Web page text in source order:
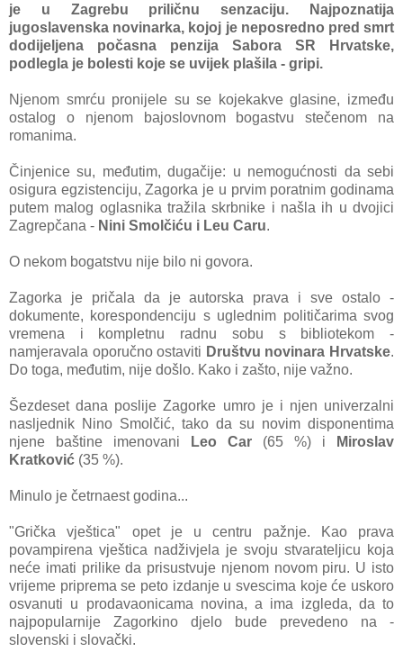
je u Zagrebu priličnu senzaciju. Najpoznatija
jugoslavenska novinarka, kojoj je neposredno pred smrt
dodijeljena počasna penzija Sabora SR Hrvatske,
podlegla je bolesti koje se uvijek plašila - gripi.
Njenom smrću pronijele su se kojekakve glasine, između
ostalog o njenom bajoslovnom bogastvu stečenom na
romanima.
Činjenice su, međutim, dugačije: u nemogućnosti da sebi
osigura egzistenciju, Zagorka je u prvim poratnim godinama
putem malog oglasnika tražila skrbnike i našla ih u dvojici
Zagrepčana - Nini Smolčiću i Leu Caru.
O nekom bogatstvu nije bilo ni govora.
Zagorka je pričala da je autorska prava i sve ostalo -
dokumente, korespondenciju s uglednim političarima svog
vremena i kompletnu radnu sobu s bibliotekom -
namjeravala oporučno ostaviti Društvu novinara Hrvatske.
Do toga, međutim, nije došlo. Kako i zašto, nije važno.
Šezdeset dana poslije Zagorke umro je i njen univerzalni
nasljednik Nino Smolčić, tako da su novim disponentima
njene baštine imenovani
Leo Car (65 %) i
Miroslav
Kratković (35 %).
Minulo je četrnaest godina...
"Grička vještica" opet je u centru pažnje. Kao prava
povampirena vještica nadživjela je svoju stvarateljicu koja
neće imati prilike da prisustvuje njenom novom piru. U isto
vrijeme priprema se peto izdanje u svescima koje će uskoro
osvanuti u prodavaonicama novina, a ima izgleda, da to
najpopularnije Zagorkino djelo bude prevedeno na -
slovenski i slovački.